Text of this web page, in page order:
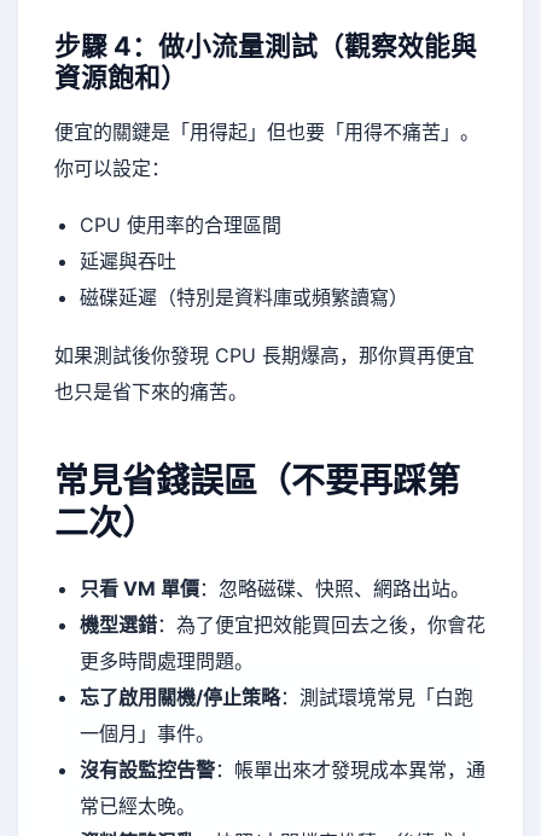
步驟 4：做小流量測試（觀察效能與
資源飽和）
便宜的關鍵是「用得起」但也要「用得不痛苦」。
你可以設定：
CPU 使用率的合理區間
延遲與吞吐
磁碟延遲（特別是資料庫或頻繁讀寫）
如果測試後你發現 CPU 長期爆高，那你買再便宜
也只是省下來的痛苦。
常見省錢誤區（不要再踩第
二次）
只看 VM 單價：忽略磁碟、快照、網路出站。
機型選錯：為了便宜把效能買回去之後，你會花
更多時間處理問題。
忘了啟用關機/停止策略：測試環境常見「白跑
一個月」事件。
沒有設監控告警：帳單出來才發現成本異常，通
常已經太晚。